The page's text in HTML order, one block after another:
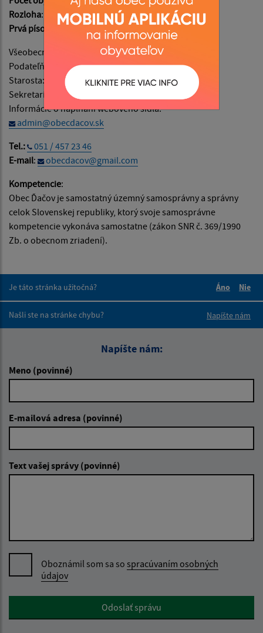
Rozloha: 1067 ha
Prvá písomná zmienka: v roku 1349
Všeobecné informácie:
info@obecdacov.sk
Podateľňa:
podatelna@obecdacov.sk
Starosta:
starosta@obecdacov.sk
Sekretariát:
sekretariat@obecdacov.sk
Informácie o napĺňaní webového sídla:
admin@obecdacov.sk
Tel.:
051 / 457 23 46
E-mail:
obecdacov@gmail.com
Kompetencie:
Obec Ďačov je samostatný územný samosprávny a správny
celok Slovenskej republiky, ktorý svoje samosprávne
kompetencie vykonáva samostatne (zákon SNR č. 369/1990
Zb. o obecnom zriadení).
Je táto stránka užitočná?
Áno
Nie
Našli ste na stránke chybu?
Napíšte nám
Napíšte nám:
Meno (povinné)
E-mailová adresa (povinné)
Text vašej správy (povinné)
Oboznámil som sa so spracúvaním osobných
údajov
Google reCaptcha ResponseOdoslať správu